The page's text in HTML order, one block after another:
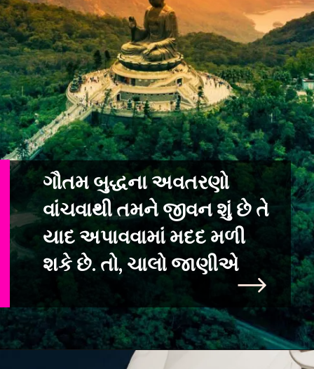
ગૌતમ બુદ્ધના અવતરણો
વાંચવાથી તમને જીવન શું છે તે
યાદ અપાવવામાં મદદ મળી
શકે છે. તો, ચાલો જાણીએ